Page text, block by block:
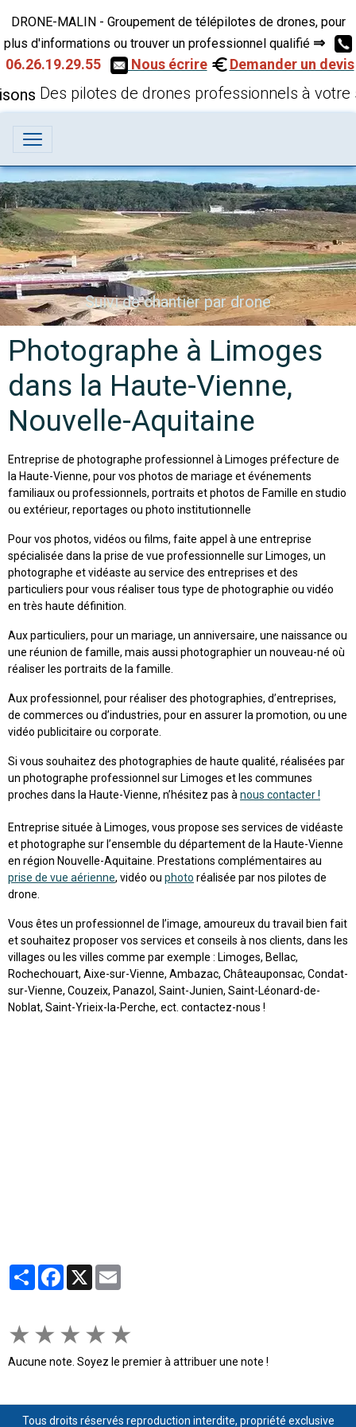
DRONE-MALIN - Groupement de télépilotes de drones, pour
plus d'informations ou trouver un professionnel qualifié ⇒
06.26.19.29.55
Nous écrire Demander un devis
Des pilotes de drones professionnels à votre
Suivi de chantier par drone
Photographe à Limoges
dans la Haute-Vienne,
Nouvelle-Aquitaine
Entreprise de photographe professionnel à Limoges préfecture de
la Haute-Vienne, pour vos photos de mariage et événements
familiaux ou professionnels, portraits et photos de Famille en studio
ou extérieur, reportages ou photo institutionnelle
Pour vos photos, vidéos ou films, faite appel à une entreprise
spécialisée dans la prise de vue professionnelle sur Limoges, un
photographe et vidéaste au service des entreprises et des
particuliers pour vous réaliser tous type de photographie ou vidéo
en très haute définition.
Aux particuliers, pour un mariage, un anniversaire, une naissance ou
une réunion de famille, mais aussi photographier un nouveau-né où
réaliser les portraits de la famille.
Aux professionnel, pour réaliser des photographies, d’entreprises,
de commerces ou d’industries, pour en assurer la promotion, ou une
vidéo publicitaire ou corporate.
Si vous souhaitez des photographies de haute qualité, réalisées par
un photographe professionnel sur Limoges et les communes
proches dans la Haute-Vienne, n’hésitez pas à nous contacter !
Entreprise située à Limoges, vous propose ses services de vidéaste
et photographe sur l’ensemble du département de la Haute-Vienne
en région Nouvelle-Aquitaine. Prestations complémentaires au
prise de vue aérienne, vidéo ou photo réalisée par nos pilotes de
drone.
Vous êtes un professionnel de l’image, amoureux du travail bien fait
et souhaitez proposer vos services et conseils à nos clients, dans les
villages ou les villes comme par exemple : Limoges, Bellac,
Rochechouart, Aixe-sur-Vienne, Ambazac, Châteauponsac, Condat-
sur-Vienne, Couzeix, Panazol, Saint-Junien, Saint-Léonard-de-
Noblat, Saint-Yrieix-la-Perche, ect. contactez-nous !
PartagerFacebook
X
★ ★ ★ ★ ★
Aucune note. Soyez le premier à attribuer une note !
Tous droits réservés reproduction interdite, propriété exclusive